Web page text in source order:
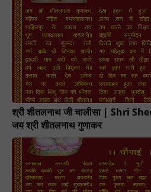
श्री शीतलनाथ जी चालीसा | Shri
जय श्री शीतलनाथ गुणाकर